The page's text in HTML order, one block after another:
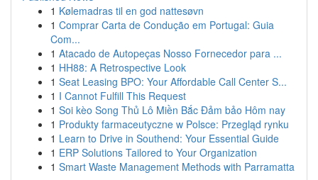
1 Kølemadras til en god nattesøvn
1 Comprar Carta de Condução em Portugal: Guia
Com...
1 Atacado de Autopeças Nosso Fornecedor para ...
1 HH88: A Retrospective Look
1 Seat Leasing BPO: Your Affordable Call Center S...
1 I Cannot Fulfill This Request
1 Soi kèo Song Thủ Lô Miền Bắc Đảm bảo Hôm nay
1 Produkty farmaceutyczne w Polsce: Przegląd rynku
1 Learn to Drive in Southend: Your Essential Guide
1 ERP Solutions Tailored to Your Organization
1 Smart Waste Management Methods with Parramatta